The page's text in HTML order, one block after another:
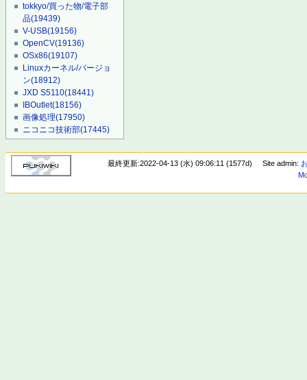
tokkyo/買った物/電子部
品(19439)
V-USB(19156)
OpenCV(19136)
OSx86(19107)
Linuxカーネル/バージョ
ン(18912)
JXD S5110(18441)
IBOutlet(18156)
画像処理(17950)
ニコニコ技術部(17445)
最終更新:2022-04-13 (水) 09:06:11 (1577d) Site admin: